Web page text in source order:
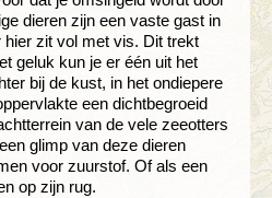
dieren zijn een vaste gast in
hier zit vol met vis. Dit trekt
geluk kun je er één uit het
bij de kust, in het ondiepere
een dichtbegroeid
van de vele zeeotters
glimp van deze dieren
voor zuurstof. Of als een
op zijn rug.